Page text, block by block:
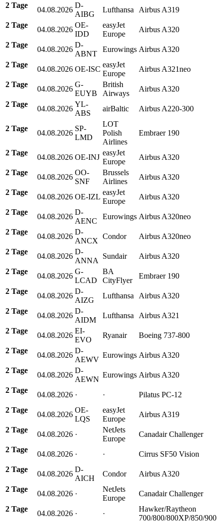
2 Tage
04.08.2026
D-
AIBG
Lufthansa
Airbus A319
2 Tage
04.08.2026
OE-
IDD
easyJet
Europe
Airbus A320
2 Tage
04.08.2026
D-
ABNT
Eurowings Airbus A320
2 Tage
04.08.2026 OE-ISC
easyJet
Europe
Airbus A321neo
2 Tage
04.08.2026
G-
EUYB
British
Airways
Airbus A320
2 Tage
04.08.2026
YL-
ABS
airBaltic Airbus A220-300
2 Tage
04.08.2026
SP-
LMD
LOT
Polish
Airlines
Embraer 190
2 Tage
04.08.2026 OE-INJ
easyJet
Europe
Airbus A320
2 Tage
04.08.2026
OO-
SNF
Brussels
Airlines
Airbus A320
2 Tage
04.08.2026 OE-IZL
easyJet
Europe
Airbus A320
2 Tage
04.08.2026
D-
AENC
Eurowings Airbus A320neo
2 Tage
04.08.2026
D-
ANCX
Condor
Airbus A320neo
2 Tage
04.08.2026
D-
ANNA
Sundair
Airbus A320
2 Tage
04.08.2026
G-
LCAD
BA
CityFlyer
Embraer 190
2 Tage
04.08.2026
D-
AIZG
Lufthansa
Airbus A320
2 Tage
04.08.2026
D-
AIDM
Lufthansa
Airbus A321
2 Tage
04.08.2026
EI-
EVO
Ryanair
Boeing 737-800
2 Tage
04.08.2026
D-
AEWV
Eurowings Airbus A320
2 Tage
04.08.2026
D-
AEWN
Eurowings Airbus A320
2 Tage
04.08.2026 · ·
Pilatus PC-12
2 Tage
04.08.2026
OE-
LQS
easyJet
Europe
Airbus A319
2 Tage
04.08.2026 ·
NetJets
Europe
Canadair Challenger
2 Tage
04.08.2026 · ·
Cirrus SF50 Vision
2 Tage
04.08.2026
D-
AICH
Condor
Airbus A320
2 Tage
04.08.2026 ·
NetJets
Europe
Canadair Challenger
2 Tage
04.08.2026 · ·
Hawker/Raytheon
700/800/800XP/850/900